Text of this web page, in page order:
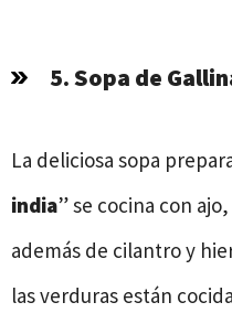
5. Sopa de
La deliciosa sopa
india” se cocina con
además de cilantro y
las verduras están